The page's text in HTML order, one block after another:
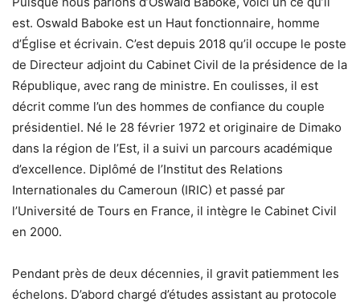
est. Oswald Baboke est un Haut fonctionnaire, homme
d’Église et écrivain. C’est depuis 2018 qu’il occupe le poste
de Directeur adjoint du Cabinet Civil de la présidence de la
République, avec rang de ministre. En coulisses, il est
décrit comme l’un des hommes de confiance du couple
présidentiel. Né le 28 février 1972 et originaire de Dimako
dans la région de l’Est, il a suivi un parcours académique
d’excellence. Diplômé de l’Institut des Relations
Internationales du Cameroun (IRIC) et passé par
l’Université de Tours en France, il intègre le Cabinet Civil
en 2000.
Pendant près de deux décennies, il gravit patiemment les
échelons. D’abord chargé d’études assistant au protocole